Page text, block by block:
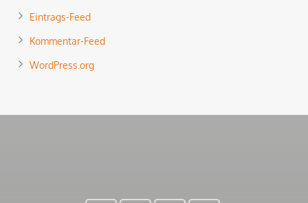
Eintrags-Feed
Kommentar-Feed
WordPress.org